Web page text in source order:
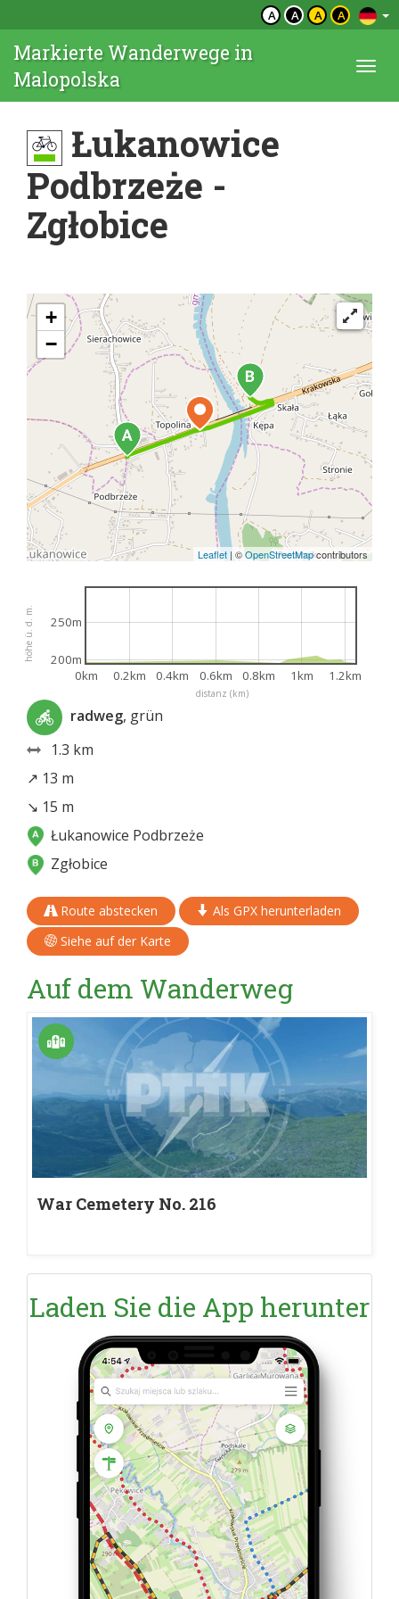
A A A A
Markierte Wanderwege in
Malopolska
Łukanowice
Podbrzeże -
Zgłobice
+
−
Leaflet | ©OpenStreetMapcontributors
distanz (km)
höhe ü. d. m.
0km 0.2km 0.4km 0.6km 0.8km 1km 1.2km
200m
250m
radweg, grün
1.3 km
↗ 13 m
↘ 15 m
Łukanowice Podbrzeże
Zgłobice
Route abstecken
Als GPX herunterladen
Siehe auf der Karte
Auf dem Wanderweg
War Cemetery No. 216
Laden Sie die App herunter